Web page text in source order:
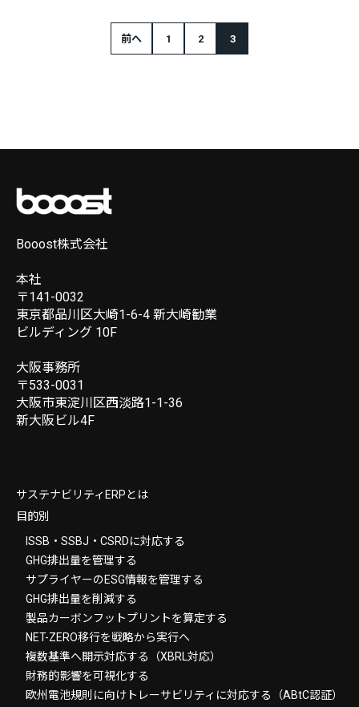
前へ 1 2 3
Booost株式会社
本社
〒141-0032
東京都品川区大崎1-6-4 新大崎勧業
ビルディング 10F
大阪事務所
〒533-0031
大阪市東淀川区西淡路1-1-36
新大阪ビル4F
サステナビリティERPとは
目的別
ISSB・SSBJ・CSRDに対応する
GHG排出量を管理する
サプライヤーのESG情報を管理する
GHG排出量を削減する
製品カーボンフットプリントを算定する
NET-ZERO移行を戦略から実行へ
複数基準へ開示対応する（XBRL対応）
財務的影響を可視化する
欧州電池規則に向けトレーサビリティに対応する（ABtC認証）